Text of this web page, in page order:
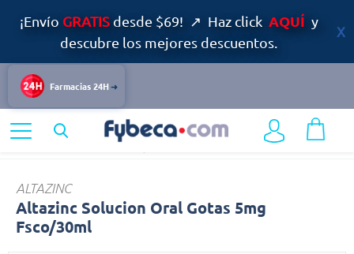
¡Envío GRATISdesde $69! ↗ Haz click AQUÍ y
descubre los mejores descuentos.
Farmacias 24H
Calcio y Huesos
ALTAZINC
Altazinc Solucion Oral Gotas 5mg
Fsco/30ml